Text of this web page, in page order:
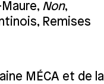
Non,
Remises
MÉCA et de la